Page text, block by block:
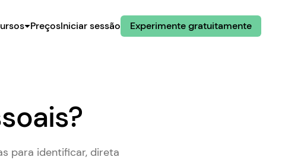
PreçosIniciar sessão Experimente gratuitamente
para identificar, direta